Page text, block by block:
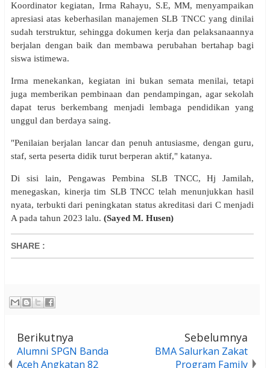
Koordinator kegiatan, Irma Rahayu, S.E, MM, menyampaikan
apresiasi atas keberhasilan manajemen SLB TNCC yang dinilai
sudah terstruktur, sehingga dokumen kerja dan pelaksanaannya
berjalan dengan baik dan membawa perubahan bertahap bagi
siswa istimewa.
Irma menekankan, kegiatan ini bukan semata menilai, tetapi
juga memberikan pembinaan dan pendampingan, agar sekolah
dapat terus berkembang menjadi lembaga pendidikan yang
unggul dan berdaya saing.
"Penilaian berjalan lancar dan penuh antusiasme, dengan guru,
staf, serta peserta didik turut berperan aktif," katanya.
Di sisi lain, Pengawas Pembina SLB TNCC, Hj Jamilah,
menegaskan, kinerja tim SLB TNCC telah menunjukkan hasil
nyata, terbukti dari peningkatan status akreditasi dari C menjadi
A pada tahun 2023 lalu. (Sayed M. Husen)
SHARE :
Berikutnya
Alumni SPGN Banda
Aceh Angkatan 82
Sebelumnya
BMA Salurkan Zakat
Program Family